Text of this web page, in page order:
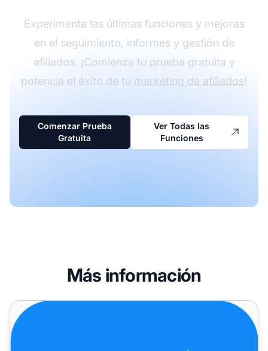
Experimenta las últimas funciones y mejoras
en el seguimiento, informes y gestión de
afiliados. ¡Comienza tu prueba gratuita y
potencia el éxito de tu marketing de afiliados!
Comenzar Prueba
Gratuita
Ver Todas las
Funciones
Más información
Emocionantes mejoras y correcciones en junio de 2023